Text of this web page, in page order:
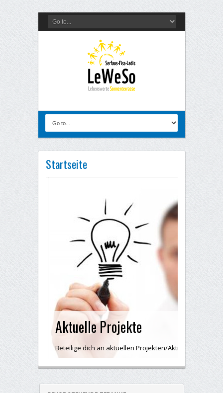
Startseite
Aktuelle Projekte
Beteilige dich an aktuellen Projekten/Aktivitäten und